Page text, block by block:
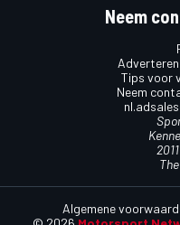
Neem
Tips voor
Neem
Algemene